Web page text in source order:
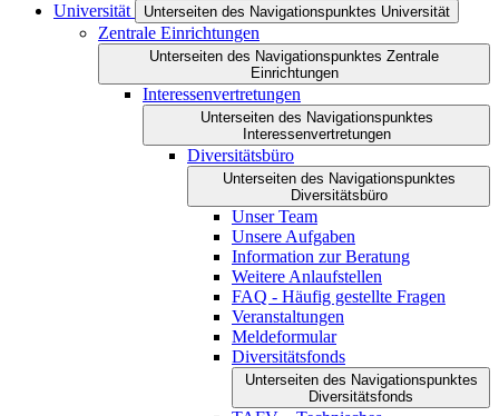
Universität Unterseiten des Navigationspunktes Universität
Zentrale Einrichtungen
Unterseiten des Navigationspunktes Zentrale
Einrichtungen
Interessenvertretungen
Unterseiten des Navigationspunktes
Interessenvertretungen
Diversitätsbüro
Unterseiten des Navigationspunktes
Diversitätsbüro
Unser Team
Unsere Aufgaben
Information zur Beratung
Weitere Anlaufstellen
FAQ - Häufig gestellte Fragen
Veranstaltungen
Meldeformular
Diversitätsfonds
Unterseiten des Navigationspunktes
Diversitätsfonds